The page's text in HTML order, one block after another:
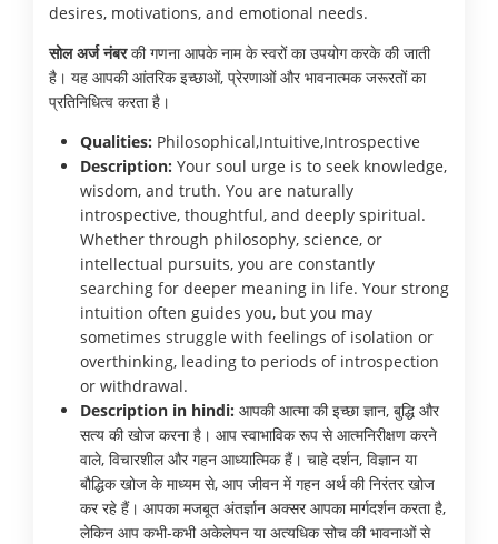
desires, motivations, and emotional needs.
सोल अर्ज नंबरकी गणना आपके नाम के स्वरों का उपयोग करके की जाती
है। यह आपकी आंतरिक इच्छाओं, प्रेरणाओं और भावनात्मक जरूरतों का
प्रतिनिधित्व करता है।
Qualities: Philosophical,Intuitive,Introspective
Description: Your soul urge is to seek knowledge,
wisdom, and truth. You are naturally
introspective, thoughtful, and deeply spiritual.
Whether through philosophy, science, or
intellectual pursuits, you are constantly
searching for deeper meaning in life. Your strong
intuition often guides you, but you may
sometimes struggle with feelings of isolation or
overthinking, leading to periods of introspection
or withdrawal.
Description in hindi: आपकी आत्मा की इच्छा ज्ञान, बुद्धि और
सत्य की खोज करना है। आप स्वाभाविक रूप से आत्मनिरीक्षण करने
वाले, विचारशील और गहन आध्यात्मिक हैं। चाहे दर्शन, विज्ञान या
बौद्धिक खोज के माध्यम से, आप जीवन में गहन अर्थ की निरंतर खोज
कर रहे हैं। आपका मजबूत अंतर्ज्ञान अक्सर आपका मार्गदर्शन करता है,
लेकिन आप कभी-कभी अकेलेपन या अत्यधिक सोच की भावनाओं से